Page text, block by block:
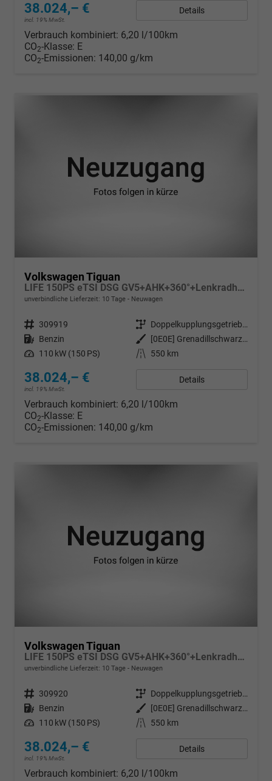
38.024,– €
incl. 19% MwSt.
Details
Verbrauch kombiniert: 6,20 l/100km
CO2-Klasse: E
CO2-Emissionen: 140,00 g/km
Volkswagen Tiguan
LIFE 150PS eTSI DSG GV5+AHK+360°+Lenkradheiz+IQ.Drive+ACC+App+eHeck+LED
unverbindliche Lieferzeit: 10 Tage Neuwagen
Fahrzeugnr. 309919 Getriebe
Doppelkupplungsgetriebe (DSG)
Kraftstoff Benzin Außenfarbe
[0E0E] Grenadillschwarz Metallic
Leistung 110 kW (150 PS) Kilometerstand 550 km
38.024,– €
incl. 19% MwSt.
Details
Verbrauch kombiniert: 6,20 l/100km
CO2-Klasse: E
CO2-Emissionen: 140,00 g/km
Volkswagen Tiguan
LIFE 150PS eTSI DSG GV5+AHK+360°+Lenkradheiz+IQ.Drive+ACC+App+eHeck+LED
unverbindliche Lieferzeit: 10 Tage Neuwagen
Fahrzeugnr. 309920 Getriebe
Doppelkupplungsgetriebe (DSG)
Kraftstoff Benzin Außenfarbe
[0E0E] Grenadillschwarz Metallic
Leistung 110 kW (150 PS) Kilometerstand 550 km
38.024,– €
incl. 19% MwSt.
Details
Verbrauch kombiniert: 6,20 l/100km